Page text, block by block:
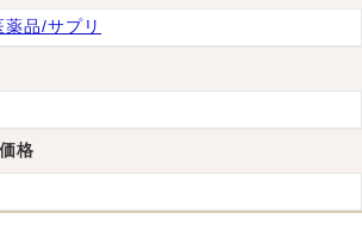
薬品/サプリ
格